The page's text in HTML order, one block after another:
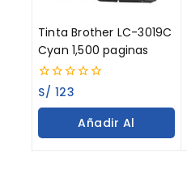
Tinta Brother LC-3019C
Cyan 1,500 paginas
0
out
of
S/ 123
Añadir Al